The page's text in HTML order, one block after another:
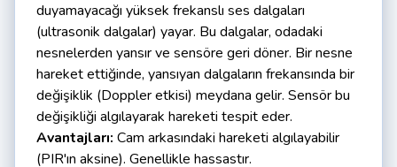
duyamayacağı yüksek frekanslı ses dalgaları
(ultrasonik dalgalar) yayar. Bu dalgalar, odadaki
nesnelerden yansır ve sensöre geri döner. Bir nesne
hareket ettiğinde, yansıyan dalgaların frekansında bir
değişiklik (Doppler etkisi) meydana gelir. Sensör bu
değişikliği algılayarak hareketi tespit eder.
Avantajları: Cam arkasındaki hareketi algılayabilir
(PIR'ın aksine). Genellikle hassastır.